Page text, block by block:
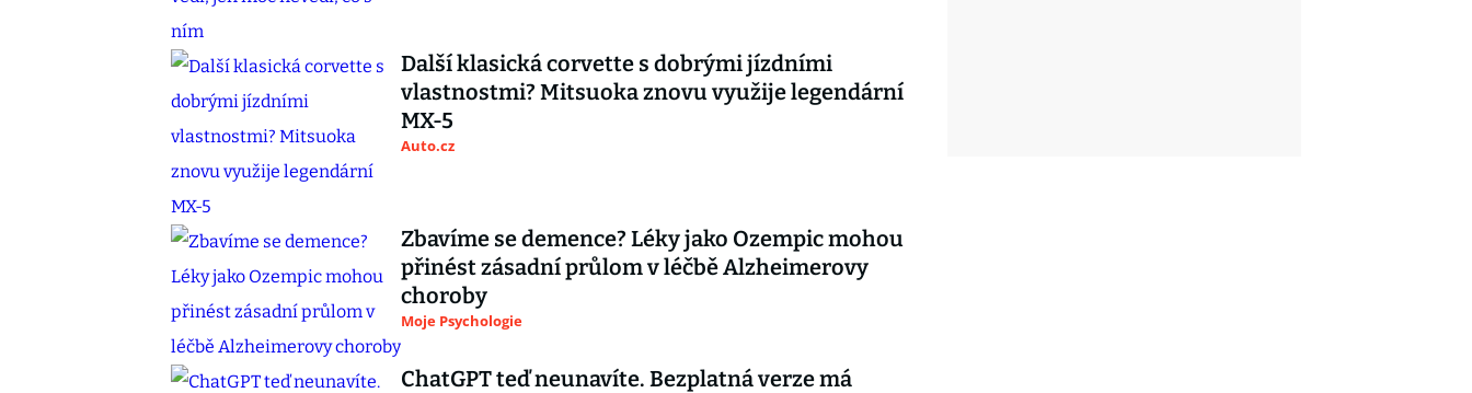
Další klasická corvette s dobrými jízdními
vlastnostmi? Mitsuoka znovu využije legendární
MX-5
Auto.cz
Zbavíme se demence? Léky jako Ozempic mohou
přinést zásadní průlom v léčbě Alzheimerovy
choroby
Moje Psychologie
ChatGPT teď neunavíte. Bezplatná verze má